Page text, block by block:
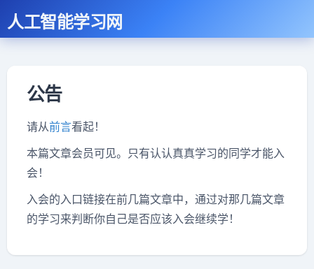
人工智能学习网
公告
请从前言看起！
本篇文章会员可见。只有认认真真学习的同学才能入
会！
入会的入口链接在前几篇文章中，通过对那几篇文章
的学习来判断你自己是否应该入会继续学！